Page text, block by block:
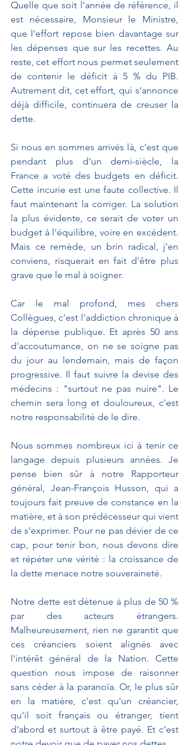
Quelle que soit l'année de référence, il
est nécessaire, Monsieur le Ministre,
que l'effort repose bien davantage sur
les dépenses que sur les recettes. Au
reste, cet effort nous permet seulement
de contenir le déficit à 5 % du PIB.
Autrement dit, cet effort, qui s'annonce
déjà difficile, continuera de creuser la
dette.
Si nous en sommes arrivés là, c'est que
pendant plus d'un demi-siècle, la
France a voté des budgets en déficit.
Cette incurie est une faute collective. Il
faut maintenant la corriger. La solution
la plus évidente, ce serait de voter un
budget à l'équilibre, voire en excédent.
Mais ce remède, un brin radical, j'en
conviens, risquerait en fait d'être plus
grave que le mal à soigner.
Car le mal profond, mes chers
Collègues, c'est l'addiction chronique à
la dépense publique. Et après 50 ans
d'accoutumance, on ne se soigne pas
du jour au lendemain, mais de façon
progressive. Il faut suivre la devise des
médecins : "surtout ne pas nuire". Le
chemin sera long et douloureux, c'est
notre responsabilité de le dire.
Nous sommes nombreux ici à tenir ce
langage depuis plusieurs années. Je
pense bien sûr à notre Rapporteur
général, Jean-François Husson, qui a
toujours fait preuve de constance en la
matière, et à son prédécesseur qui vient
de s'exprimer. Pour ne pas dévier de ce
cap, pour tenir bon, nous devons dire
et répéter une vérité : la croissance de
la dette menace notre souveraineté.
Notre dette est détenue à plus de 50 %
par des acteurs étrangers.
Malheureusement, rien ne garantit que
ces créanciers soient alignés avec
l'intérêt général de la Nation. Cette
question nous impose de raisonner
sans céder à la paranoïa. Or, le plus sûr
en la matière, c'est qu'un créancier,
qu'il soit français ou étranger, tient
d'abord et surtout à être payé. Et c'est